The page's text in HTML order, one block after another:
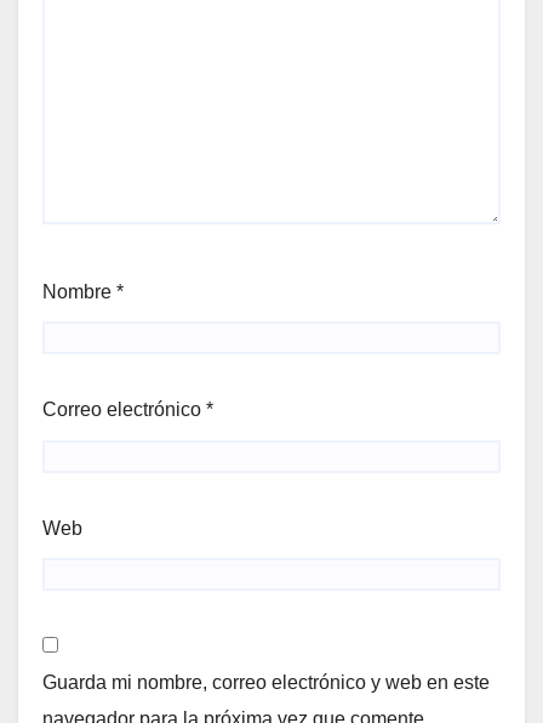
Nombre *
Correo electrónico *
Web
Guarda mi nombre, correo electrónico y web en este